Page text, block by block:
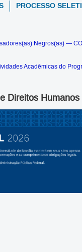
PROCESSO
Negros(as) —
Acadêmicas do
Direitos Humanos